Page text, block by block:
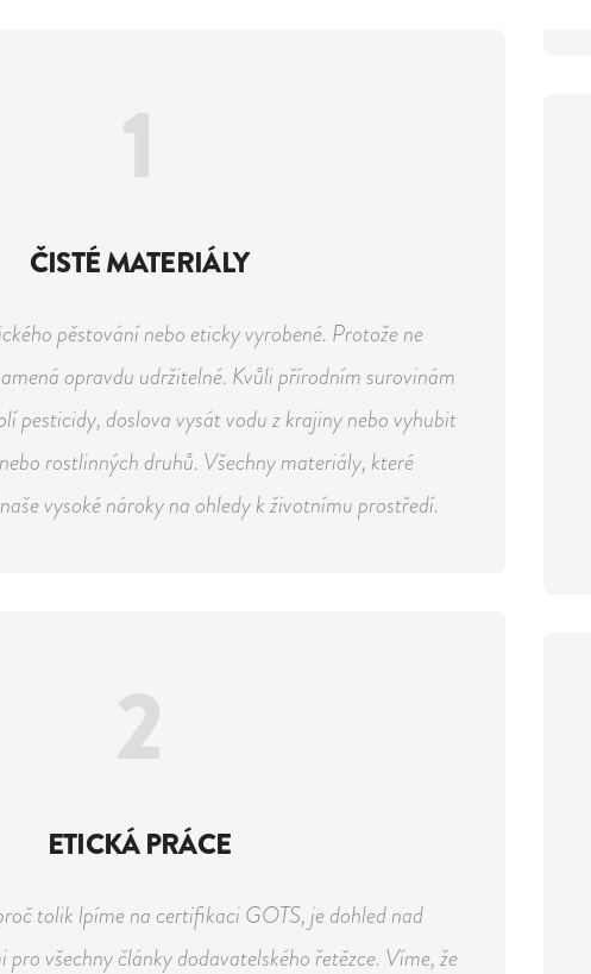
1
ČISTÉ MATERIÁLY
pěstování nebo eticky vyrobené. Protože ne
opravdu udržitelné. Kvůli přírodním surovinám
pesticidy, doslova vysát vodu z krajiny nebo vyhubit
rostlinných druhů. Všechny materiály, které
vysoké nároky na ohledy k životnímu prostředí.
2
ETICKÁ PRÁCE
tolik lpíme na certifikaci GOTS, je dohled nad
všechny články dodavatelského řetězce. Víme, že